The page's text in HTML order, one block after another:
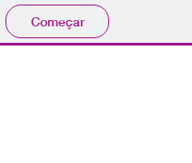
Começar